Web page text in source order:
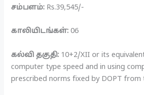
சம்பளம்: Rs.39,545/-
காலியிடங்கள்: 06
கல்வி தகுதி: 10+2/XII or its
computer type speed and in using
prescribed norms fixed by DOPT from